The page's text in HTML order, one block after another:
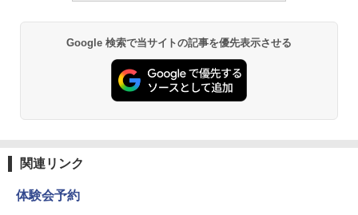
Google 検索で当サイトの記事を優先表示させる
関連リンク
体験会予約